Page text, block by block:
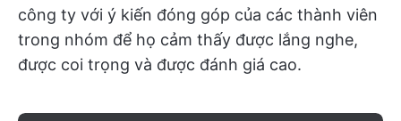
công ty với ý kiến đóng góp của các thành viên
trong nhóm để họ cảm thấy được lắng nghe,
được coi trọng và được đánh giá cao.